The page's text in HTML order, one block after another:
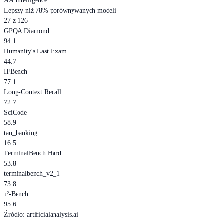
Lepszy niż 78% porównywanych modeli
27 z 126
GPQA Diamond
94.1
Humanity's Last Exam
44.7
IFBench
77.1
Long-Context Recall
72.7
SciCode
58.9
tau_banking
16.5
TerminalBench Hard
53.8
terminalbench_v2_1
73.8
τ²-Bench
95.6
Źródło: artificialanalysis.ai